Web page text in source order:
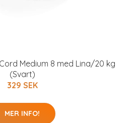
Medium 8 med Lina/20 kg
(Svart)
329 SEK
MER INFO!